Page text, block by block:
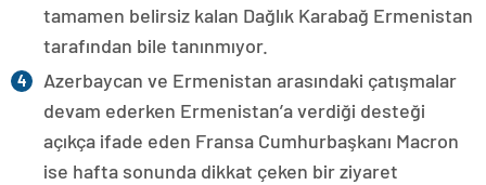
tamamen belirsiz kalan Dağlık Karabağ Ermenistan
tarafından bile tanınmıyor.
Azerbaycan ve Ermenistan arasındaki çatışmalar
devam ederken Ermenistan’a verdiği desteği
açıkça ifade eden Fransa Cumhurbaşkanı Macron
ise hafta sonunda dikkat çeken bir ziyaret